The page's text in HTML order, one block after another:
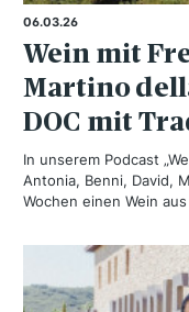
06.03.26
Wein mit
Martino
DOC mit
In unserem Podcast
Antonia, Benni, David,
Wochen einen Wein